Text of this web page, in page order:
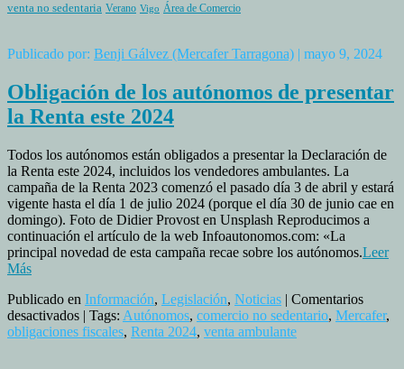
venta no sedentaria Verano Vigo Área de Comercio
Publicado por: Benji Gálvez (Mercafer Tarragona) | mayo 9, 2024
Obligación de los autónomos de presentar
la Renta este 2024
Todos los autónomos están obligados a presentar la Declaración de
la Renta este 2024, incluidos los vendedores ambulantes. La
campaña de la Renta 2023 comenzó el pasado día 3 de abril y estará
vigente hasta el día 1 de julio 2024 (porque el día 30 de junio cae en
domingo). Foto de Didier Provost en Unsplash Reproducimos a
continuación el artículo de la web Infoautonomos.com: «La
principal novedad de esta campaña recae sobre los autónomos.Leer
Más
Publicado en Información, Legislación, Noticias | Comentarios
desactivadosen
Obligación
| Tags: Autónomos, comercio no sedentario, Mercafer,
obligaciones fiscales, Renta 2024, venta ambulante